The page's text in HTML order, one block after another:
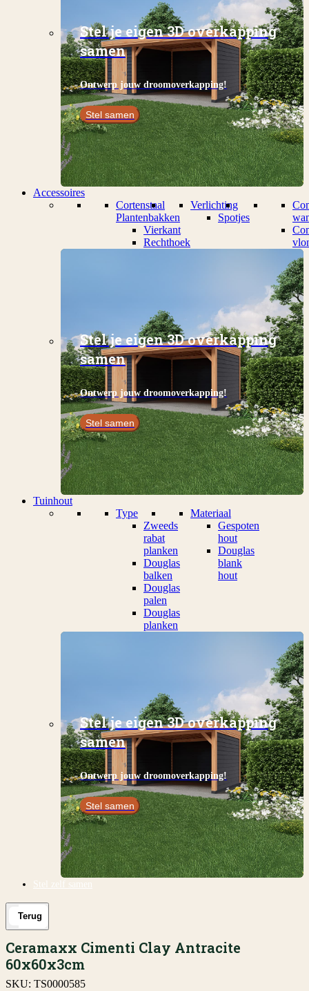
Stel je eigen 3D overkapping
samen
Ontwerp jouw droomoverkapping!
Stel samen
Accessoires
Cortenstaal
Plantenbakken
Vierkant
Rechthoek
Verlichting
Spotjes
Stel je eigen 3D overkapping
samen
Ontwerp jouw droomoverkapping!
Stel samen
Tuinhout
Type
Zweeds
rabat
planken
Douglas
balken
Douglas
palen
Douglas
planken
Materiaal
Gespoten
hout
Douglas
blank
hout
Stel je eigen 3D overkapping
samen
Ontwerp jouw droomoverkapping!
Stel samen
Stel zelf samen
Terug
Ceramaxx Cimenti Clay Antracite
60x60x3cm
SKU: TS0000585